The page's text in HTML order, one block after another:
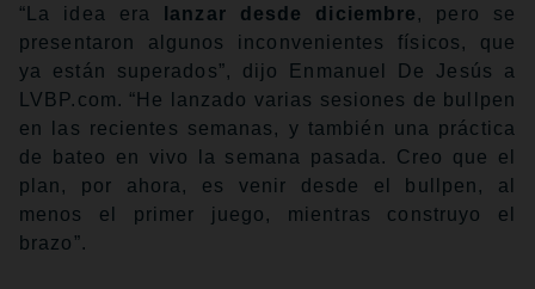
“La idea era lanzar desde diciembre , pero se
presentaron algunos inconvenientes físicos, que
ya están superados”, dijo Enmanuel De Jesús a
LVBP.com. “He lanzado varias sesiones de bullpen
en las recientes semanas, y también una práctica
de bateo en vivo la semana pasada. Creo que el
plan, por ahora, es venir desde el bullpen, al
menos el primer juego, mientras construyo el
brazo”.